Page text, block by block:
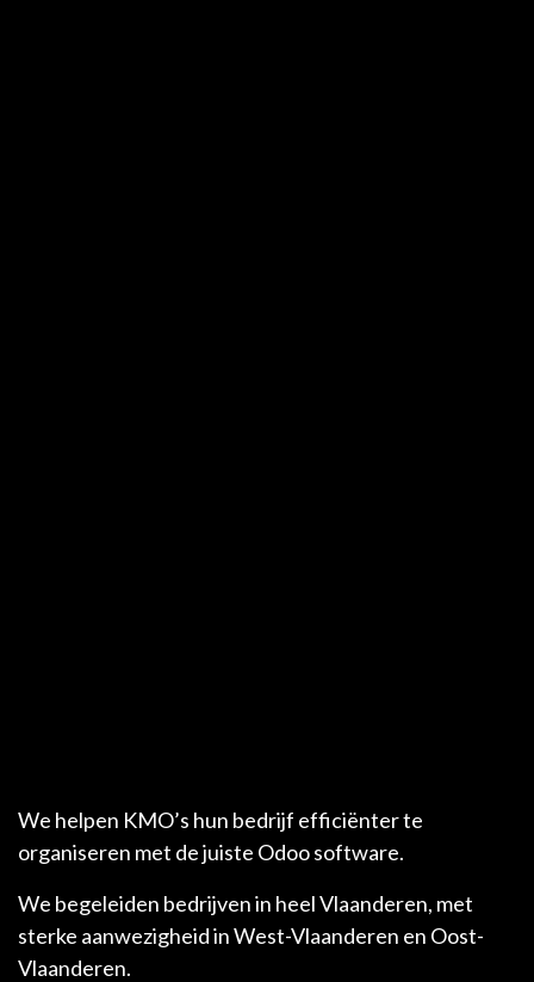
We helpen KMO’s hun bedrijf efficiënter te
organiseren met de juiste Odoo software.
We begeleiden bedrijven in heel Vlaanderen, met
sterke aanwezigheid in West-Vlaanderen en Oost-
Vlaanderen.